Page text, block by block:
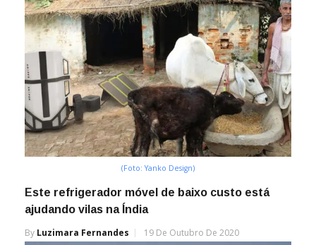
(Foto: Yanko Design)
Este refrigerador móvel de baixo custo está
ajudando vilas na Índia
By Luzimara Fernandes 19 De Outubro De 2020